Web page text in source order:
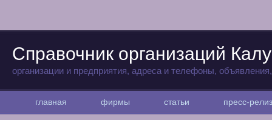
Справочник организаций
организации и предприятия, адреса и телефоны,
главная фирмы статьи пресс-